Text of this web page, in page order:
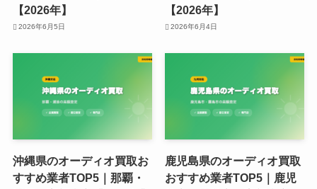
【2026年】
2026年6月5日
【2026年】
2026年6月4日
沖縄県のオーディオ買取お
すすめ業者TOP5｜那覇・
鹿児島県のオーディオ買取
おすすめ業者TOP5｜鹿児